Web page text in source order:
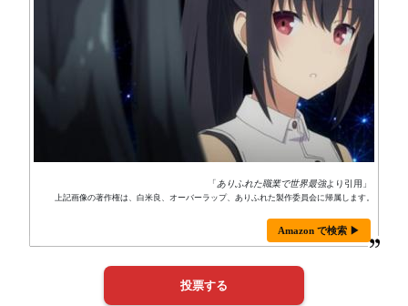
「ありふれた職業で世界最強より引用」
上記画像の著作権は、白米良、オーバーラップ、ありふれた製作委員会に帰属します。
Amazon で検索 ▶